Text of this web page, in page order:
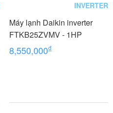
INVERTER
Máy lạnh Daikin inverter
FTKB25ZVMV - 1HP
8,550,000₫